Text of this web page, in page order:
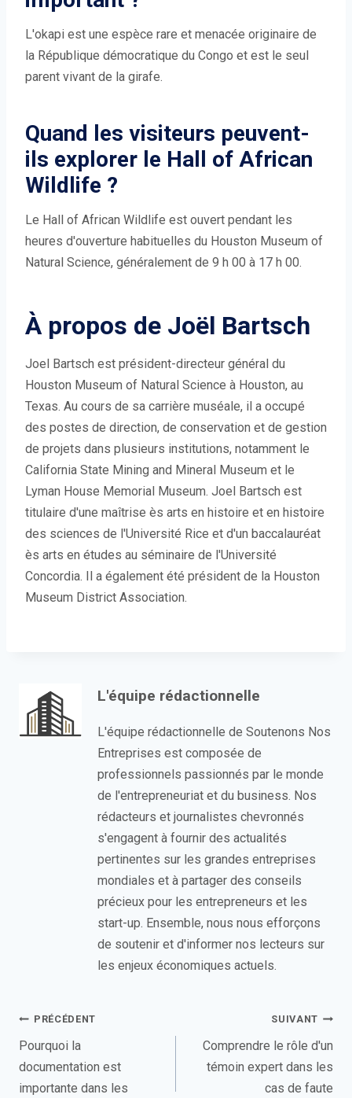
L'okapi est une espèce rare et menacée originaire de
la République démocratique du Congo et est le seul
parent vivant de la girafe.
Quand les visiteurs peuvent-
ils explorer le Hall of African
Wildlife ?
Le Hall of African Wildlife est ouvert pendant les
heures d'ouverture habituelles du Houston Museum of
Natural Science, généralement de 9 h 00 à 17 h 00.
À propos de Joël Bartsch
Joel Bartsch est président-directeur général du
Houston Museum of Natural Science à Houston, au
Texas. Au cours de sa carrière muséale, il a occupé
des postes de direction, de conservation et de gestion
de projets dans plusieurs institutions, notamment le
California State Mining and Mineral Museum et le
Lyman House Memorial Museum. Joel Bartsch est
titulaire d'une maîtrise ès arts en histoire et en histoire
des sciences de l'Université Rice et d'un baccalauréat
ès arts en études au séminaire de l'Université
Concordia. Il a également été président de la Houston
Museum District Association.
L'équipe rédactionnelle
L'équipe rédactionnelle de Soutenons Nos
Entreprises est composée de
professionnels passionnés par le monde
de l'entrepreneuriat et du business. Nos
rédacteurs et journalistes chevronnés
s'engagent à fournir des actualités
pertinentes sur les grandes entreprises
mondiales et à partager des conseils
précieux pour les entrepreneurs et les
start-up. Ensemble, nous nous efforçons
de soutenir et d'informer nos lecteurs sur
les enjeux économiques actuels.
Navigation
de
l’article
PRÉCÉDENT
Pourquoi la
documentation est
importante dans les
SUIVANT
Comprendre le rôle d'un
témoin expert dans les
cas de faute